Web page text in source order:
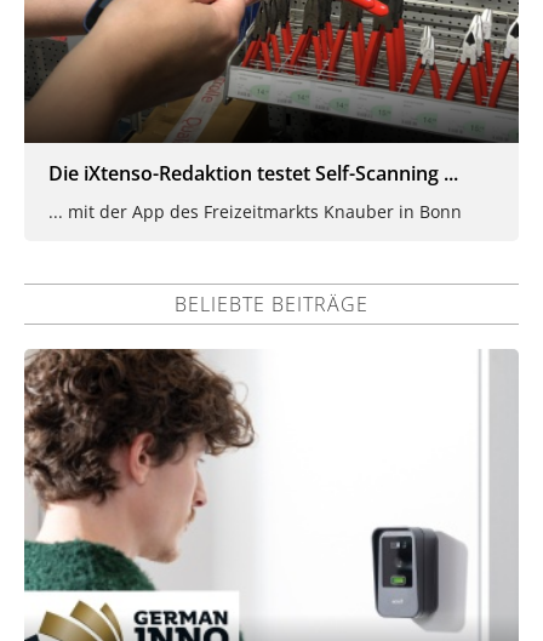
Die iXtenso-Redaktion testet Self-Scanning ...
... mit der App des Freizeitmarkts Knauber in Bonn
BELIEBTE BEITRÄGE